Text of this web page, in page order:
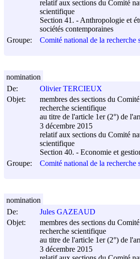
relatif aux sections du Comité
scientifique
Section 41. - Anthropologie et
sociétés contemporaines
Groupe:
Comité national de la
De:
Olivier TERCIEUX
Objet:
membres des sections du
recherche scientifique
au titre de l'article 1er (2°) de
3 décembre 2015
relatif aux sections du Comité
scientifique
Section 40. - Economie et
Groupe:
Comité national de la
nomination
De:
Jules GAZEAUD
Objet:
membres des sections du
recherche scientifique
au titre de l'article 1er (2°) de
3 décembre 2015
nomination